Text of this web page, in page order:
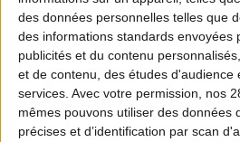
des données personnelles telles que
des informations standards envoyées
publicités et du contenu
et de contenu, des études d'audience
services. Avec votre permission, nos
mêmes pouvons utiliser des données
précises et d’identification par scan